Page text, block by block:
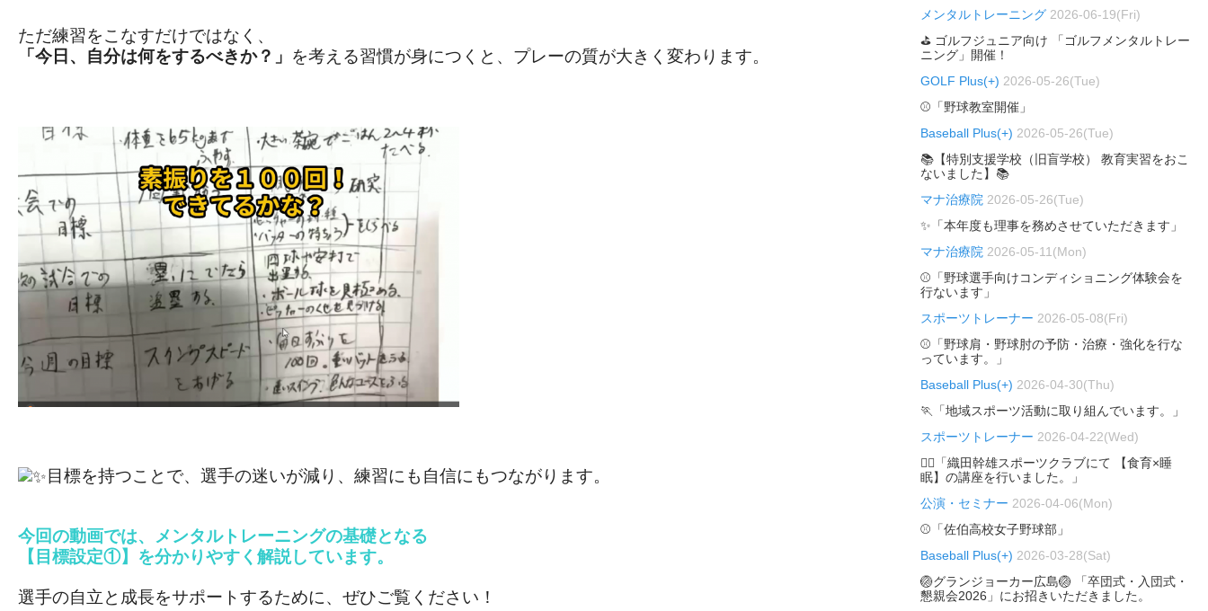
ただ練習をこなすだけではなく、
「今日、自分は何をするべきか？」 を考える習慣が身につくと、プレーの質が大きく変わります。
目標を持つことで、選手の迷いが減り、練習にも自信にもつながります。
今回の動画では、メンタルトレーニングの基礎となる
【目標設定①】を分かりやすく解説しています。
選手の自立と成長をサポートするために、ぜひご覧ください！
メンタルトレーニング 2026-06-19(Fri)
⛳ ゴルフジュニア向け 「ゴルフメンタルトレー
ニング」開催！
GOLF Plus(+) 2026-05-26(Tue)
⚾「野球教室開催」
Baseball Plus(+) 2026-05-26(Tue)
📚【特別支援学校（旧盲学校） 教育実習をおこ
ないました】📚
マナ治療院 2026-05-26(Tue)
✨「本年度も理事を務めさせていただきます」
マナ治療院 2026-05-11(Mon)
⚾「野球選手向けコンディショニング体験会を
行ないます」
スポーツトレーナー 2026-05-08(Fri)
⚾「野球肩・野球肘の予防・治療・強化を行な
っています。」
Baseball Plus(+) 2026-04-30(Thu)
🏃「地域スポーツ活動に取り組んでいます。」
スポーツトレーナー 2026-04-22(Wed)
🏃‍♂️「織田幹雄スポーツクラブにて 【食育×睡
眠】の講座を行いました。」
公演・セミナー 2026-04-06(Mon)
⚾「佐伯高校女子野球部」
Baseball Plus(+) 2026-03-28(Sat)
🏐グランジョーカー広島🏐 「卒団式・入団式・
懇親会2026」にお招きいただきました。